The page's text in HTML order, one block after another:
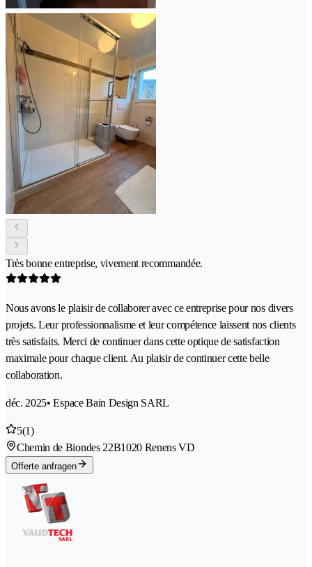
Très bonne entreprise, vivement recommandée.
Nous avons le plaisir de collaborer avec ce entreprise pour nos divers
projets. Leur professionnalisme et leur compétence laissent nos clients
très satisfaits. Merci de continuer dans cette optique de satisfaction
maximale pour chaque client. Au plaisir de continuer cette belle
collaboration.
déc. 2025• Espace Bain Design SARL
5(1)
Chemin de Biondes 22B1020 Renens VD
Offerte anfragen